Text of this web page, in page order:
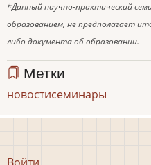
*Данный научно-практический
образованием, не предполагает
либо документа об образовании.
Метки
новостисеминары
Меню